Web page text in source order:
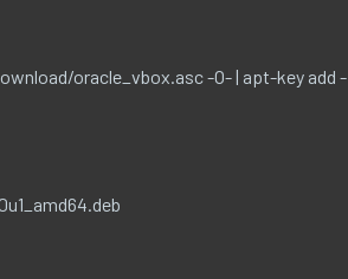
oracle_vbox.asc -O- | apt-key add -